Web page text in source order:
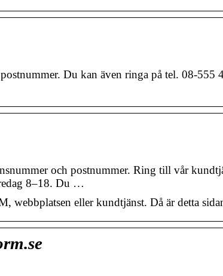
Du kan även ringa på tel. 08-555
och postnummer. Ring till vår
8–18. Du …
eller kundtjänst. Då är detta